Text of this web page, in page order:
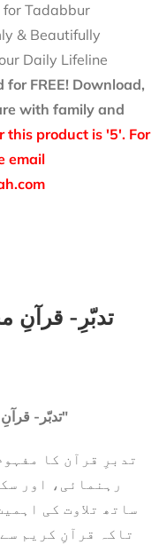
Tadabbur
& Beautifully
Daily Lifeline
FREE! Download,
with family and
this product is '5'. For
email
تدبّرِ- قرآنِ
"تدبّر- قرآنِ مجید میں غور و فکر"
تدبرِ قرآن کا
رہنمائی، اور
ساتھ تلاوت کی
تاکہ قرآنِ کریم